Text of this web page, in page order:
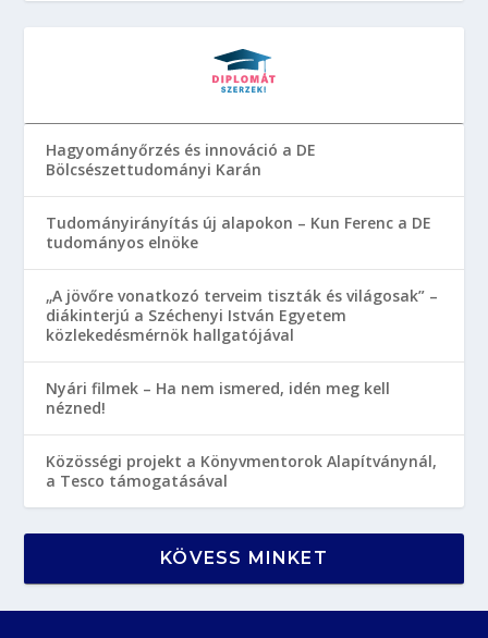
Hagyományőrzés és innováció a DE
Bölcsészettudományi Karán
Tudományirányítás új alapokon – Kun Ferenc a DE
tudományos elnöke
„A jövőre vonatkozó terveim tiszták és világosak” –
diákinterjú a Széchenyi István Egyetem
közlekedésmérnök hallgatójával
Nyári filmek – Ha nem ismered, idén meg kell
nézned!
Közösségi projekt a Könyvmentorok Alapítványnál,
a Tesco támogatásával
KÖVESS MINKET